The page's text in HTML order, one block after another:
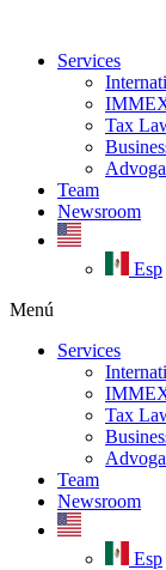
contenidoServices
Tax
Team
Newsroom
Esp
Menú
Services
Tax
Team
Newsroom
Esp